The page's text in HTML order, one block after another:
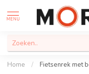
MENU
Home / Fietsenrek met